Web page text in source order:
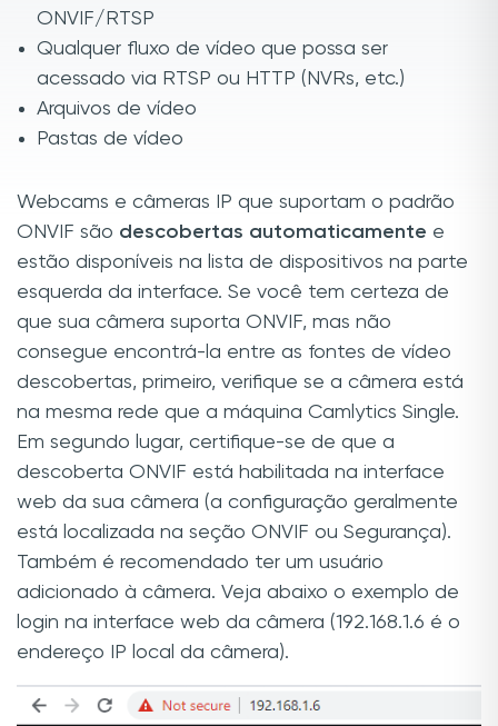
ONVIF/RTSP
Qualquer fluxo de vídeo que possa ser
acessado via RTSP ou HTTP (NVRs, etc.)
Arquivos de vídeo
Pastas de vídeo
Webcams e câmeras IP que suportam o padrão
ONVIF são descobertas automaticamente e
estão disponíveis na lista de dispositivos na parte
esquerda da interface. Se você tem certeza de
que sua câmera suporta ONVIF, mas não
consegue encontrá-la entre as fontes de vídeo
descobertas, primeiro, verifique se a câmera está
na mesma rede que a máquina Camlytics Single.
Em segundo lugar, certifique-se de que a
descoberta ONVIF está habilitada na interface
web da sua câmera (a configuração geralmente
está localizada na seção ONVIF ou Segurança).
Também é recomendado ter um usuário
adicionado à câmera. Veja abaixo o exemplo de
login na interface web da câmera (192.168.1.6 é o
endereço IP local da câmera).